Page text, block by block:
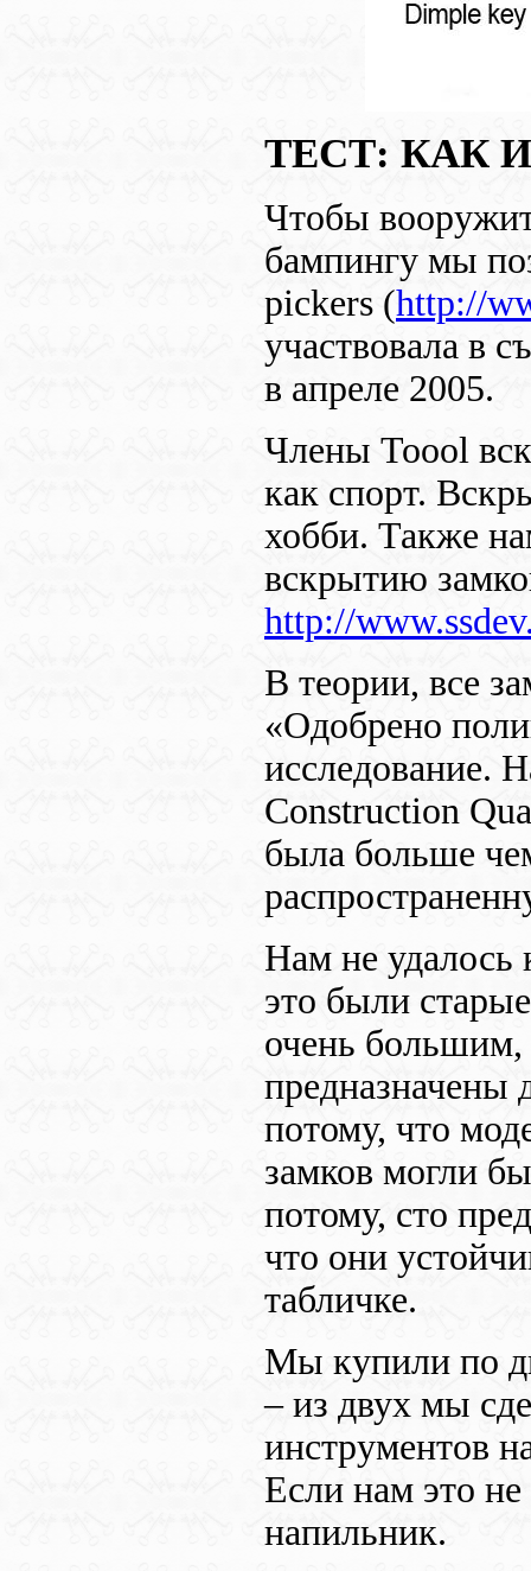
ТЕСТ: КАК
Чтобы
бампингу мы
pickers (http://
участвовала в
в апреле 2005.
Члены Toool
как спорт.
хобби. Также
вскрытию
http://
В теории, все
«Одобрено
исследование.
Construction
была больше
Нам не удалось
это были
очень
предназначены
потому, что
замков могли
потому, сто
что они
табличке.
Мы купили по
– из двух мы
инструментов
Если нам это
напильник.